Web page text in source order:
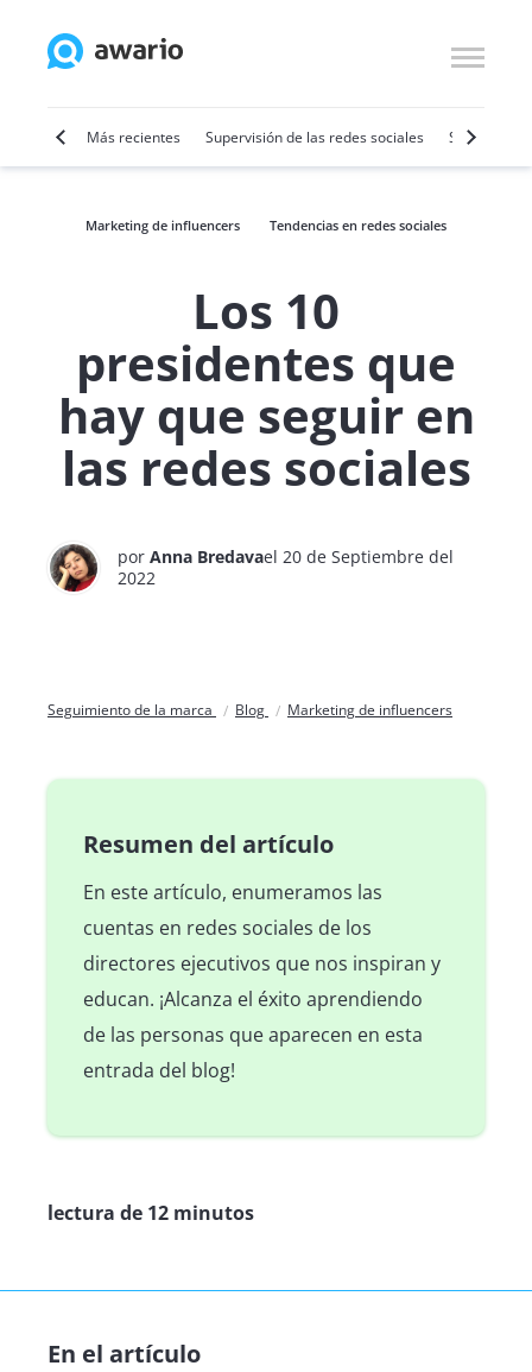
vídeo Más recientes Supervisión de las redes sociales SMM
Marketing de influencers Tendencias en redes sociales
Los 10
presidentes que
hay que seguir en
las redes sociales
por Anna Bredavael 20 de Septiembre del
2022
Seguimiento de la marca Blog Marketing de influencers
Resumen del artículo
En este artículo, enumeramos las
cuentas en redes sociales de los
directores ejecutivos que nos inspiran y
educan. ¡Alcanza el éxito aprendiendo
de las personas que aparecen en esta
entrada del blog!
lectura de 12 minutos
En el artículo